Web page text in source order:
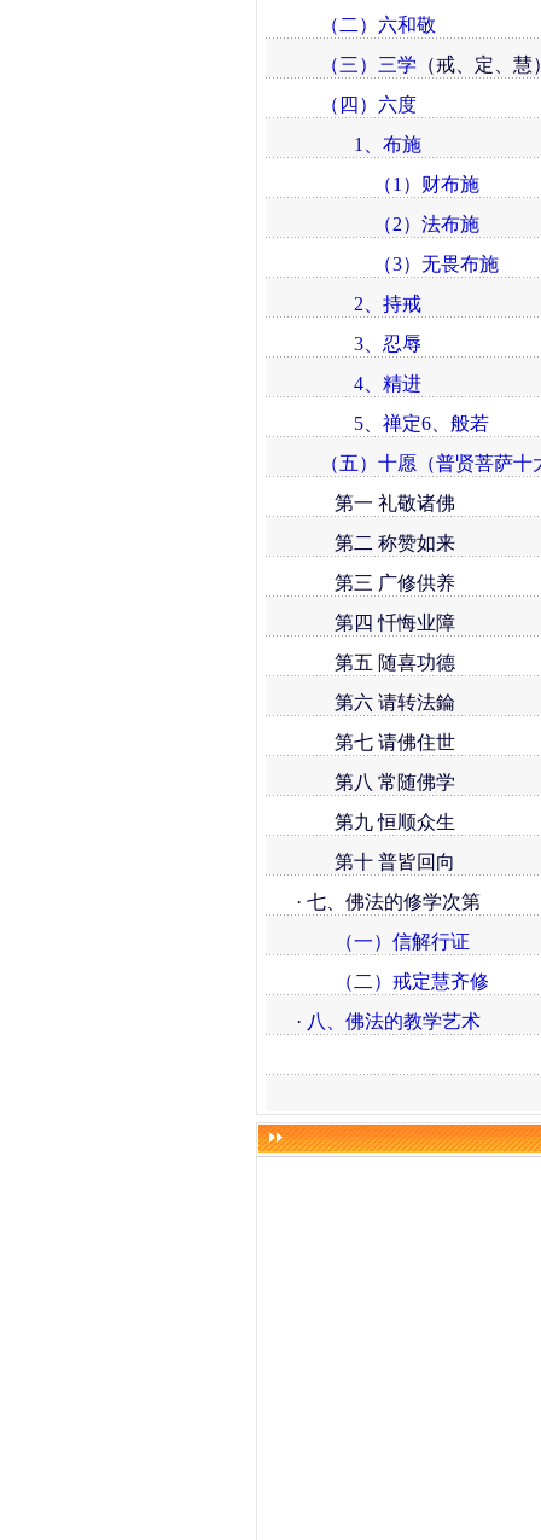
（二）六和敬
（三）三学 （戒、定、慧
（四）六度
1、布施
（1）财布施
（2）法布施
（3）无畏布施
2、持戒
3、忍辱
4、精进
5、禅定6、般若
（五）十愿（普贤菩萨十
第一 礼敬诸佛
第二 称赞如来
第三 广修供养
第四 忏悔业障
第五 随喜功德
第六 请转法錀
第七 请佛住世
第八 常随佛学
第九 恒顺众生
第十 普皆回向
· 七、佛法的修学次第
（一）信解行证
（二）戒定慧齐修
· 八、佛法的教学艺术